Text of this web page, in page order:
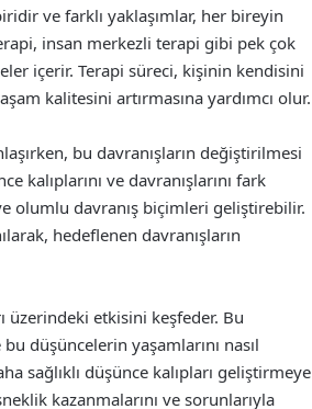
ve farklı yaklaşımlar, her bireyin
insan merkezli terapi gibi pek çok
içerir. Terapi süreci, kişinin kendisini
kalitesini artırmasına yardımcı olur.
bu davranışların değiştirilmesi
ve davranışlarını fark
olumlu davranış biçimleri geliştirebilir.
hedeflenen davranışların
üzerindeki etkisini keşfeder. Bu
düşüncelerin yaşamlarını nasıl
sağlıklı düşünce kalıpları geliştirmeye
kazanmalarını ve sorunlarıyla